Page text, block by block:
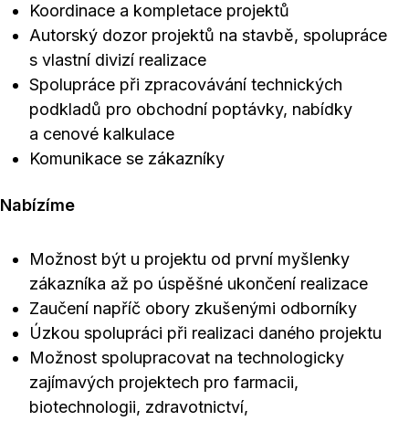
Koordinace a kompletace projektů
Autorský dozor projektů na stavbě, spolupráce
s vlastní divizí realizace
Spolupráce při zpracovávání technických
podkladů pro obchodní poptávky, nabídky
a cenové kalkulace
Komunikace se zákazníky
Nabízíme
Možnost být u projektu od první myšlenky
zákazníka až po úspěšné ukončení realizace
Zaučení napříč obory zkušenými odborníky
Úzkou spolupráci při realizaci daného projektu
Možnost spolupracovat na technologicky
zajímavých projektech pro farmacii,
biotechnologii, zdravotnictví,